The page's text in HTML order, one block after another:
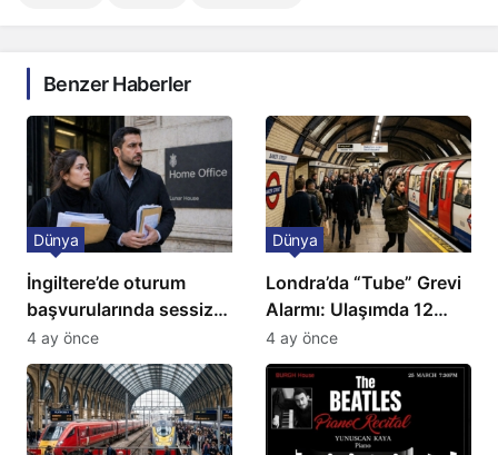
Benzer Haberler
İngiltere’de oturum
başvurularında sessiz
kriz: Büyükelçilikten
açıklama!
Dünya
4 ay önce
Londra’da “Tube” Grevi
Alarmı: Ulaşımda 12
Günlük Kaos Kapıda
Dünya
4 ay önce